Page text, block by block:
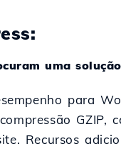
uma
para
GZIP,
Recursos